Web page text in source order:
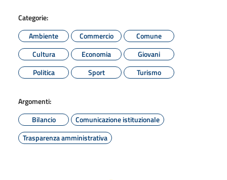
Categorie:
Ambiente
Commercio
Comune
Cultura
Economia
Giovani
Politica
Sport Turismo
Argomenti:
Bilancio
Comunicazione istituzionale
Trasparenza amministrativa